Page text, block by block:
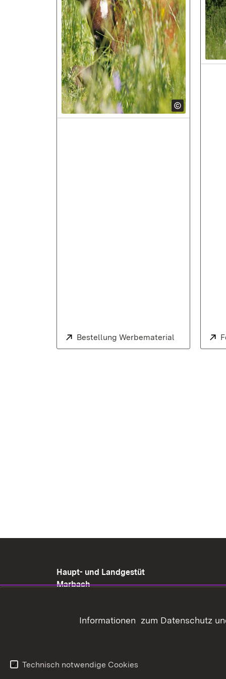
Extern:
Bestellung Werbematerial
Haupt- und Landgestüt
Marbach
MarbachInformationen zum Datenschutz
Technisch notwendige Cookies